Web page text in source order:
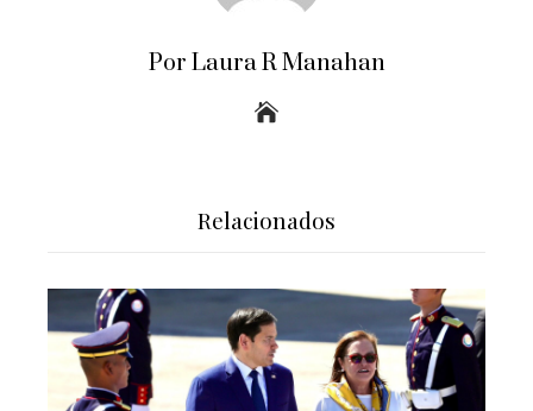
Por Laura R Manahan
Relacionados